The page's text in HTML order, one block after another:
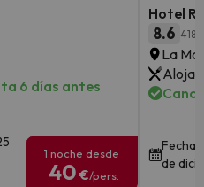
6 días antes
1 noche desde
40 €/pers.
Hotel
8.6 418
La
de